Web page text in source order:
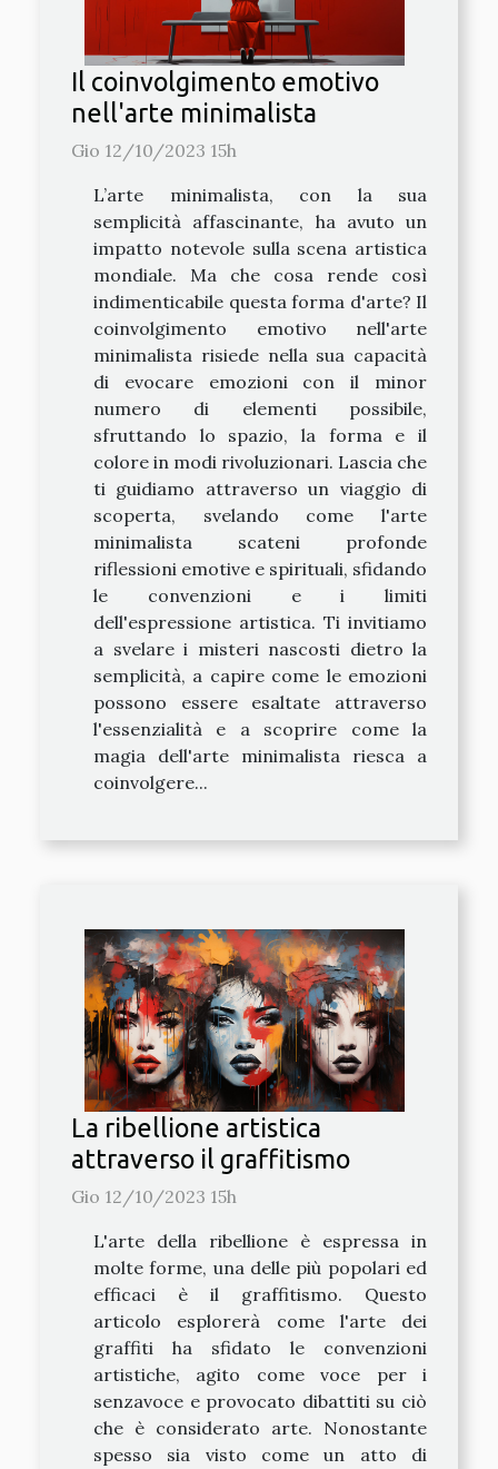
Il coinvolgimento emotivo
nell'arte minimalista
Gio 12/10/2023 15h
L’arte minimalista, con la sua
semplicità affascinante, ha avuto un
impatto notevole sulla scena artistica
mondiale. Ma che cosa rende così
indimenticabile questa forma d'arte? Il
coinvolgimento emotivo nell'arte
minimalista risiede nella sua capacità
di evocare emozioni con il minor
numero di elementi possibile,
sfruttando lo spazio, la forma e il
colore in modi rivoluzionari. Lascia che
ti guidiamo attraverso un viaggio di
scoperta, svelando come l'arte
minimalista scateni profonde
riflessioni emotive e spirituali, sfidando
le convenzioni e i limiti
dell'espressione artistica. Ti invitiamo
a svelare i misteri nascosti dietro la
semplicità, a capire come le emozioni
possono essere esaltate attraverso
l'essenzialità e a scoprire come la
magia dell'arte minimalista riesca a
coinvolgere...
La ribellione artistica
attraverso il graffitismo
Gio 12/10/2023 15h
L'arte della ribellione è espressa in
molte forme, una delle più popolari ed
efficaci è il graffitismo. Questo
articolo esplorerà come l'arte dei
graffiti ha sfidato le convenzioni
artistiche, agito come voce per i
senzavoce e provocato dibattiti su ciò
che è considerato arte. Nonostante
spesso sia visto come un atto di